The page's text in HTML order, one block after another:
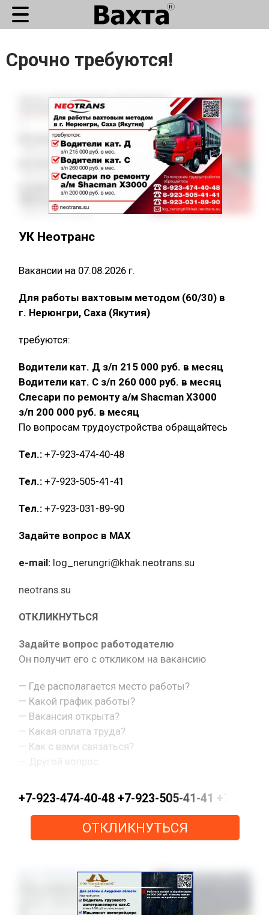
Срочно требуются!
УК Неотранс
Вакансии на 07.08.2026 г.
Для работы вахтовым методом (60/30) в
г. Нерюнгри, Саха (Якутия)
требуются:
Водители кат. Д з/п 215 000 руб. в месяц
Водители кат. С з/п 260 000 руб. в месяц
Слесари по ремонту а/м Shacman X3000
з/п 200 000 руб. в месяц
По вопросам трудоустройства обращайтесь
Тел.: +7-923-474-40-48
Тел.: +7-923-505-41-41
Тел.: +7-923-031-89-90
Задайте вопрос в MAX
e-mail: log_nerungri@khak.neotrans.su
neotrans.su
ОТКЛИКНУТЬСЯ
Задайте вопрос работодателю
Он получит его с откликом на вакансию
— Где располагается место работы?
— Какой график работы?
— Вакансия открыта?
— Какая оплата труда?
— Как с вами связаться?
+7-923-474-40-48 +7-923-505-41-41 +7-923-
ОТКЛИКНУТЬСЯ